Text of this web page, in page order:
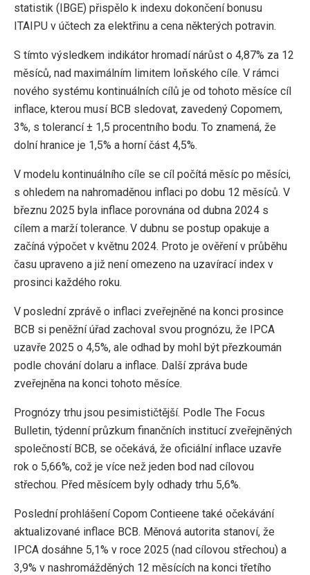
statistik (IBGE) přispělo k indexu dokončení bonusu
ITAIPU v účtech za elektřinu a cena některých potravin.
S tímto výsledkem indikátor hromadí nárůst o 4,87% za 12
měsíců, nad maximálním limitem loňského cíle. V rámci
nového systému kontinuálních cílů je od tohoto měsíce cíl
inflace, kterou musí BCB sledovat, zavedený Copomem,
3%, s tolerancí ± 1,5 procentního bodu. To znamená, že
dolní hranice je 1,5% a horní část 4,5%.
V modelu kontinuálního cíle se cíl počítá měsíc po měsíci,
s ohledem na nahromaděnou inflaci po dobu 12 měsíců. V
březnu 2025 byla inflace porovnána od dubna 2024 s
cílem a marží tolerance. V dubnu se postup opakuje a
začíná výpočet v květnu 2024. Proto je ověření v průběhu
času upraveno a již není omezeno na uzavírací index v
prosinci každého roku.
V poslední zprávě o inflaci zveřejněné na konci prosince
BCB si peněžní úřad zachoval svou prognózu, že IPCA
uzavře 2025 o 4,5%, ale odhad by mohl být přezkoumán
podle chování dolaru a inflace. Další zpráva bude
zveřejněna na konci tohoto měsíce.
Prognózy trhu jsou pesimističtější. Podle The Focus
Bulletin, týdenní průzkum finančních institucí zveřejněných
společností BCB, se očekává, že oficiální inflace uzavře
rok o 5,66%, což je více než jeden bod nad cílovou
střechou. Před měsícem byly odhady trhu 5,6%.
Poslední prohlášení Copom Contieene také očekávání
aktualizované inflace BCB. Měnová autorita stanoví, že
IPCA dosáhne 5,1% v roce 2025 (nad cílovou střechou) a
3,9% v nashromážděných 12 měsících na konci třetího